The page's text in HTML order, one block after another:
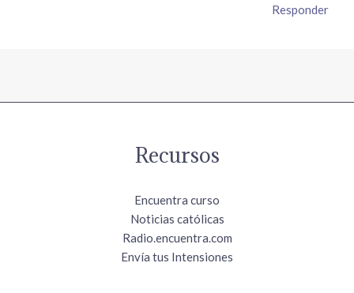
Responder
Recursos
Encuentra curso
Noticias católicas
Radio.encuentra.com
Envía tus Intensiones